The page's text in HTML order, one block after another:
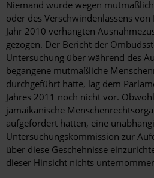
Niemand wurde wegen
oder des Verschwindenlassens
Jahr 2010 verhängten
gezogen. Der Bericht der
Untersuchung über während des
begangene mutmaßliche
durchgeführt hatte, lag dem
Jahres 2011 noch nicht vor.
jamaikanische
aufgefordert hatten, eine
Untersuchungskommission zur
über diese Geschehnisse
dieser Hinsicht nichts